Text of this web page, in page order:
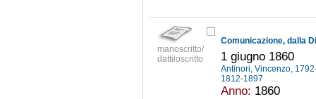
manoscritto/
dattiloscritto
1 giugno 1860
Antinori, Vincenzo,
1812-1897
...
Anno: 1860